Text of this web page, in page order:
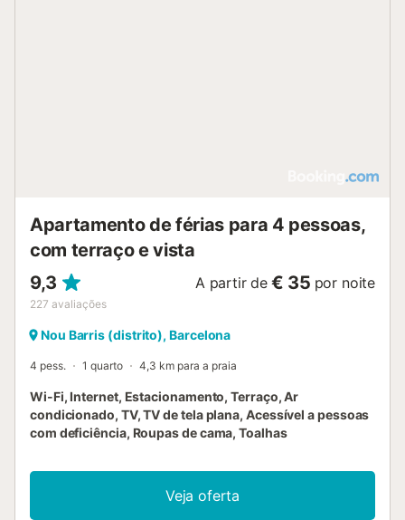
Apartamento de férias para 4 pessoas,
com terraço e vista
9,3
227 avaliações
A partir de € 35 por noite
Nou Barris (distrito), Barcelona
4 pess. 1 quarto 4,3 km para a praia
Wi-Fi, Internet, Estacionamento, Terraço, Ar
condicionado, TV, TV de tela plana, Acessível a pessoas
com deficiência, Roupas de cama, Toalhas
Veja oferta